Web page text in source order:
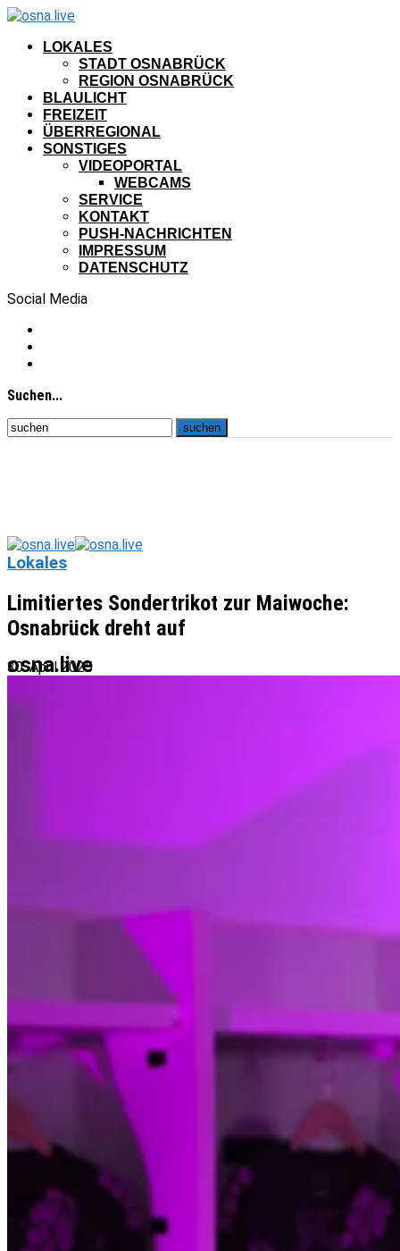
LOKALES
STADT OSNABRÜCK
REGION OSNABRÜCK
BLAULICHT
FREIZEIT
ÜBERREGIONAL
SONSTIGES
VIDEOPORTAL
WEBCAMS
SERVICE
KONTAKT
PUSH-NACHRICHTEN
IMPRESSUM
DATENSCHUTZ
Social Media
Suchen...
osna.live
Lokales
Limitiertes Sondertrikot zur Maiwoche:
Osnabrück dreht auf
30. April 2025